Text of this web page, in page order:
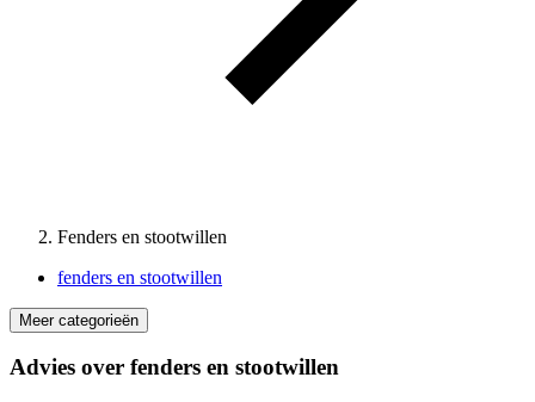
Fenders en stootwillen
fenders en stootwillen
Meer categorieën
Advies over fenders en stootwillen